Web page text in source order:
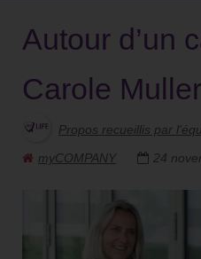
Autour d’un
Carole Muller
Propos recueillis par
myCOMPANY
24